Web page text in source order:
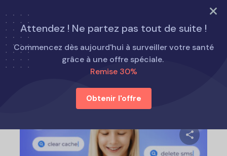
ESSAYEZ MAINTENANT
Attendez ! Ne partez pas tout de suite !
Commencez dès aujourd'hui à surveiller votre santé
grâce à une offre spéciale.
Remise 30%
Obtenir l'offre
Accueil Conseils parentaux
Conseils parentaux